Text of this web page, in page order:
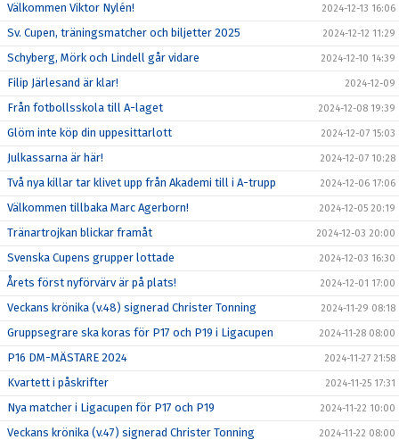
Välkommen Viktor Nylén! 2024-12-13 16:06
Sv. Cupen, träningsmatcher och biljetter 2025 2024-12-12 11:29
Schyberg, Mörk och Lindell går vidare 2024-12-10 14:39
Filip Järlesand är klar! 2024-12-09
Från fotbollsskola till A-laget 2024-12-08 19:39
Glöm inte köp din uppesittarlott 2024-12-07 15:03
Julkassarna är här! 2024-12-07 10:28
Två nya killar tar klivet upp från Akademi till i A-trupp 2024-12-06 17:06
Välkommen tillbaka Marc Agerborn! 2024-12-05 20:19
Tränartrojkan blickar framåt 2024-12-03 20:00
Svenska Cupens grupper lottade 2024-12-03 16:30
Årets först nyförvärv är på plats! 2024-12-01 17:00
Veckans krönika (v.48) signerad Christer Tonning 2024-11-29 08:18
Gruppsegrare ska koras för P17 och P19 i Ligacupen 2024-11-28 08:00
P16 DM-MÄSTARE 2024 2024-11-27 21:58
Kvartett i påskrifter 2024-11-25 17:31
Nya matcher i Ligacupen för P17 och P19 2024-11-22 10:00
Veckans krönika (v.47) signerad Christer Tonning 2024-11-22 08:00